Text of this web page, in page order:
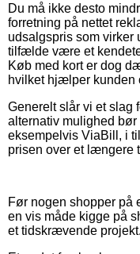
Du må ikke desto
forretning på nettet
udsalgspris som virker
tilfælde være et
Køb med kort er dog
hvilket hjælper kunden
Generelt slår vi et slag
alternativ mulighed
eksempelvis ViaBill, i
prisen over et længere
Før nogen shopper på
en vis måde kigge på
et tidskrævende projekt.